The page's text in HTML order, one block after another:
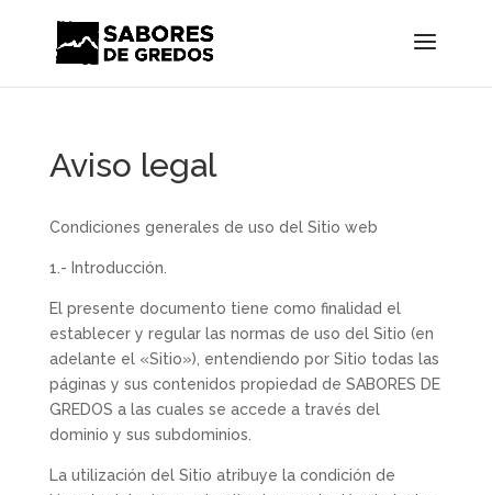
Aviso legal
Condiciones generales de uso del Sitio web
1.- Introducción.
El presente documento tiene como finalidad el
establecer y regular las normas de uso del Sitio (en
adelante el «Sitio»), entendiendo por Sitio todas las
páginas y sus contenidos propiedad de SABORES DE
GREDOS a las cuales se accede a través del
dominio y sus subdominios.
La utilización del Sitio atribuye la condición de